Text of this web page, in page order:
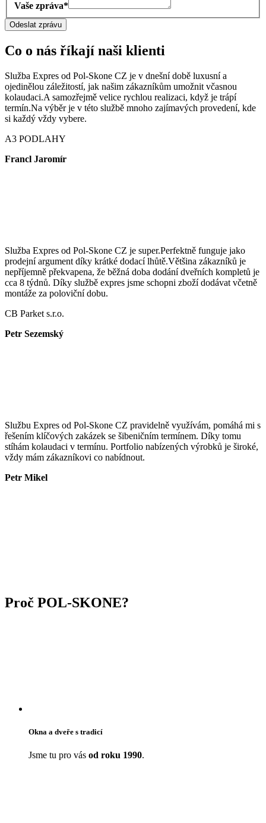
Vaše zpráva*
Odeslat zprávu
Co o nás říkají naši klienti
Služba Expres od Pol-Skone CZ je v dnešní době luxusní a
ojedinělou záležitostí, jak našim zákazníkům umožnit včasnou
kolaudaci.A samozřejmě velice rychlou realizaci, když je trápí
termín.Na výběr je v této službě mnoho zajímavých provedení, kde
si každý vždy vybere.
A3 PODLAHY
Francl Jaromír
Služba Expres od Pol-Skone CZ je super.Perfektně funguje jako
prodejní argument díky krátké dodací lhůtě.Většina zákazníků je
nepříjemně překvapena, že běžná doba dodání dveřních kompletů je
cca 8 týdnů. Díky službě expres jsme schopni zboží dodávat včetně
montáže za poloviční dobu.
CB Parket s.r.o.
Petr Sezemský
Službu Expres od Pol-Skone CZ pravidelně využívám, pomáhá mi s
řešením klíčových zakázek se šibeničním termínem. Díky tomu
stíhám kolaudaci v termínu. Portfolio nabízených výrobků je široké,
vždy mám zákazníkovi co nabídnout.
Petr Mikel
Proč POL-SKONE?
Okna a dveře s tradicí
Jsme tu pro vás od roku 1990.